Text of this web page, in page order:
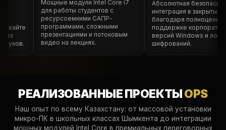
Мощные модули Intel Core i7
для работы студентов с
ресурсоемкими САПР-
программами, сложными
презентациями и потоковым
видео на лекциях.
Абсолютная
интеграция в закрытые
благодаря полноценной
поддержке
версий Windows и
шифрований.
РЕАЛИЗОВАННЫЕ ПРОЕКТЫOPS
Наш опыт по всему Казахстану: от массовой установки
микро-ПК в школьных классах Шымкента до интеграции
мощных модулей Intel Core в премиальных переговорных